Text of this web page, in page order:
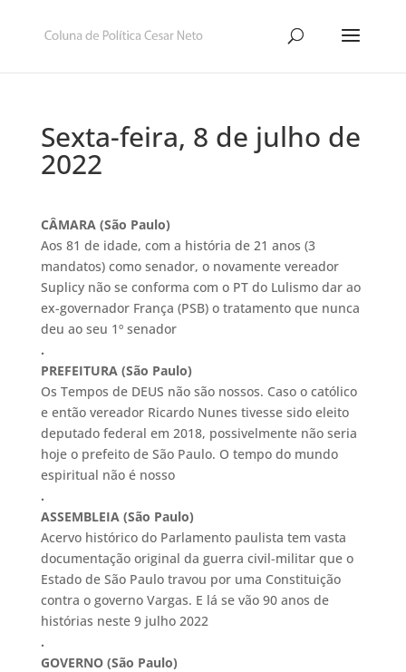
Sexta-feira, 8 de julho de
2022
CÂMARA (São Paulo)
Aos 81 de idade, com a história de 21 anos (3
mandatos) como senador, o novamente vereador
Suplicy não se conforma com o PT do Lulismo dar ao
ex-governador França (PSB) o tratamento que nunca
deu ao seu 1º senador
.
PREFEITURA (São Paulo)
Os Tempos de DEUS não são nossos. Caso o católico
e então vereador Ricardo Nunes tivesse sido eleito
deputado federal em 2018, possivelmente não seria
hoje o prefeito de São Paulo. O tempo do mundo
espiritual não é nosso
.
ASSEMBLEIA (São Paulo)
Acervo histórico do Parlamento paulista tem vasta
documentação original da guerra civil-militar que o
Estado de São Paulo travou por uma Constituição
contra o governo Vargas. E lá se vão 90 anos de
histórias neste 9 julho 2022
.
GOVERNO (São Paulo)